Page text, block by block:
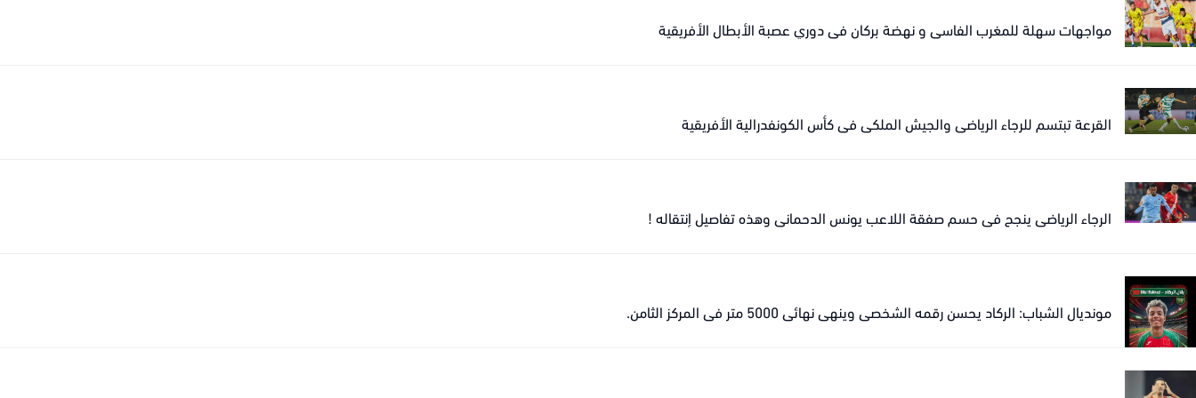
مواجهات سهلة للمغرب الفاسي و نهضة بركان في دوري عصبة الأبطال الأفريقية
القرعة تبتسم للرجاء الرياضي والجيش الملكي في كأس الكونفدرالية الأفريقية
الرجاء الرياضي ينجح في حسم صفقة اللاعب يونس الدحماني وهذه تفاصيل إنتقاله !
مونديال الشباب: الركاد يحسن رقمه الشخصي وينهي نهائي 5000 متر في المركز الثامن.